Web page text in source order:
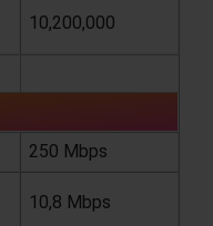
10,200,000
250 Mbps
10,8 Mbps